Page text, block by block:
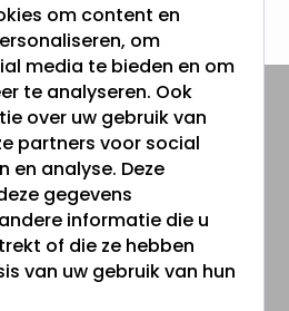
om content en
om
media te bieden en om
te analyseren. Ook
over uw gebruik van
partners voor social
en analyse. Deze
gegevens
informatie die u
of die ze hebben
van uw gebruik van hun